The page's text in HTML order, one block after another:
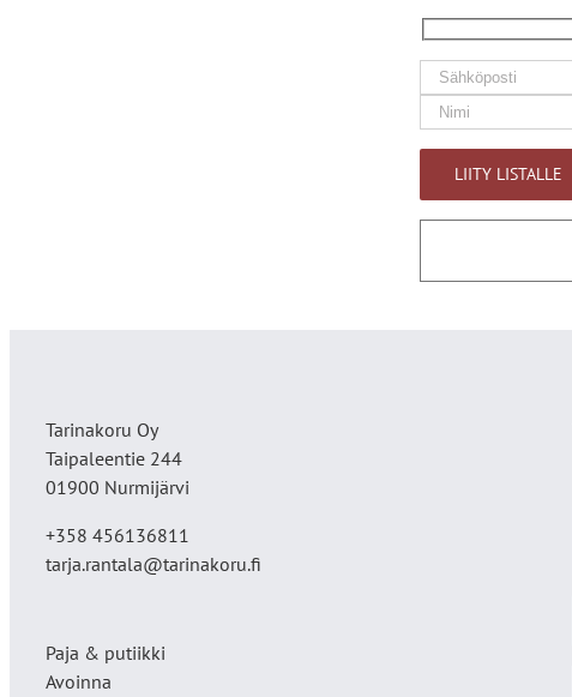
Tarinakoru Oy
Taipaleentie 244
01900 Nurmijärvi
+358 456136811
tarja.rantala@tarinakoru.fi
Paja & putiikki
Avoinna